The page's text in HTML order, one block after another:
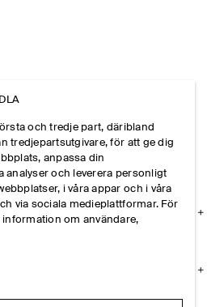
och tredje part, däribland
tredjepartsutgivare, för att ge dig
anpassa din
analyser och leverera personligt
i våra appar och i våra
via sociala medieplattformar. För
om användare,